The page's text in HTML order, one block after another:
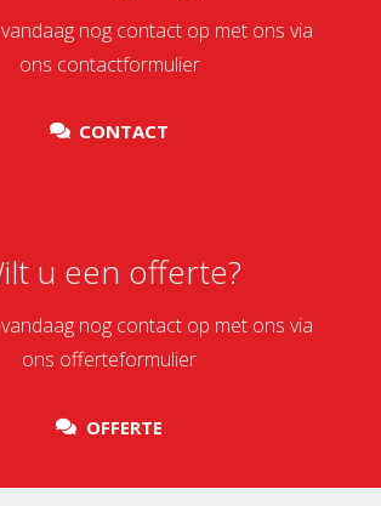
nog contact op met ons via
ons contactformulier
CONTACT
u een offerte?
nog contact op met ons via
ons offerteformulier
OFFERTE